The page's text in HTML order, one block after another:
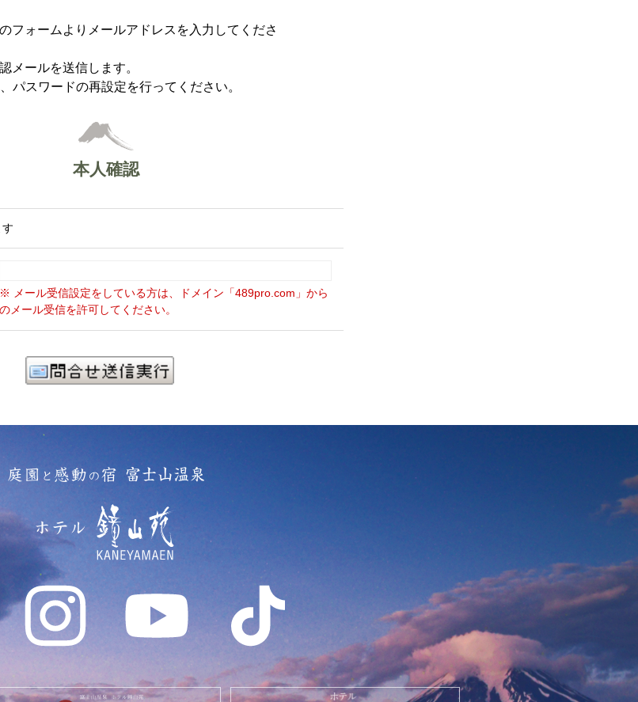
フォームよりメールアドレスを入力してくださ
メールを送信します。
パスワードの再設定を行ってください。
本人確認
※ メール受信設定をしている方は、ドメイン「489pro.com」から
のメール受信を許可してください。